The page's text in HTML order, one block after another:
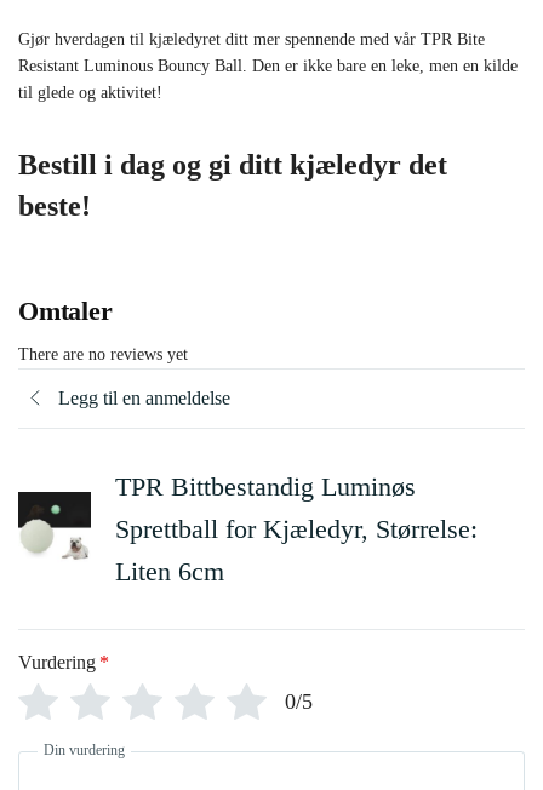
Gjør hverdagen til kjæledyret ditt mer spennende med vår TPR Bite
Resistant Luminous Bouncy Ball. Den er ikke bare en leke, men en kilde
til glede og aktivitet!
Bestill i dag og gi ditt kjæledyr det
beste!
Omtaler
There are no reviews yet
Legg til en anmeldelse
TPR Bittbestandig Luminøs
Sprettball for Kjæledyr, Størrelse:
Liten 6cm
Vurdering *
0/5
Din vurdering